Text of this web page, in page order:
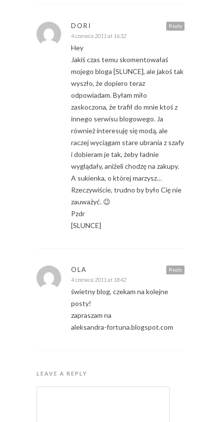
Reply
DORI
4 czerwca 2011 at 16:32
Hey
Jakiś czas temu skomentowałaś
mojego bloga [SLUNCE], ale jakoś tak
wyszło, że dopiero teraz
odpowiadam. Byłam miło
zaskoczona, że trafił do mnie ktoś z
innego serwisu blogowego. Ja
również interesuję się modą, ale
raczej wyciągam stare ubrania z szafy
i dobieram je tak, żeby ładnie
wyglądały, aniżeli chodzę na zakupy.
A sukienka, o której marzysz…
Rzeczywiście, trudno by było Cię nie
zauważyć. 😉
Pzdr
[SLUNCE]
Reply
OLA
4 czerwca 2011 at 18:42
świetny blog, czekam na kolejne
posty!
zapraszam na
aleksandra-fortuna.blogspot.com
LEAVE A REPLY